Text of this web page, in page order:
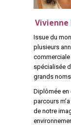
Vivienne
Issue du
plusieurs
commerciale
spécialisée
grands
Diplômée en
parcours
de notre